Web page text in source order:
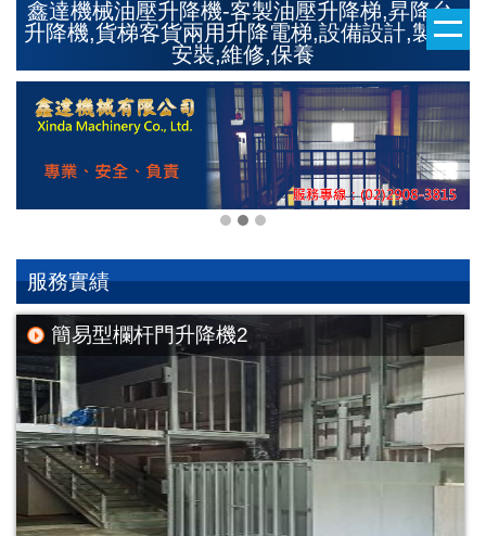
鑫達機械油壓升降機-客製油壓升降梯,昇降台,
升降機,貨梯客貨兩用升降電梯,設備設計,製造,
安裝,維修,保養
服務實績
簡易型欄杆門升降機2